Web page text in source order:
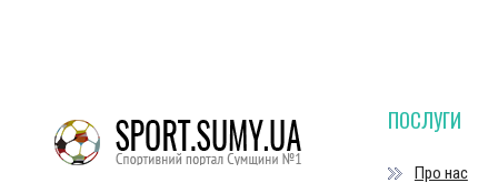
ПОСЛУГИ
Про нас